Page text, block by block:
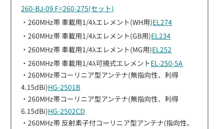
260-BJ-09 F=260-275(セット)
・260MHz帯 車載用1/4λエレメント(WH用)EL274
・260MHz帯 車載用1/4λエレメント(GB用)EL234
・260MHz帯 車載用1/4λエレメント(MG用)EL252
・260MHz帯 車載用1/4λ可撓式エレメントEL-250-5A
・260MHz帯コーリニア型アンテナ(無指向性、利得
4.15dBi)HG-2501B
・260MHz帯コーリニア型アンテナ(無指向性、利得
6.15dBi)HG-2502CD
・260MHz帯 反射素子付コーリニア型アンテナ(指向性、